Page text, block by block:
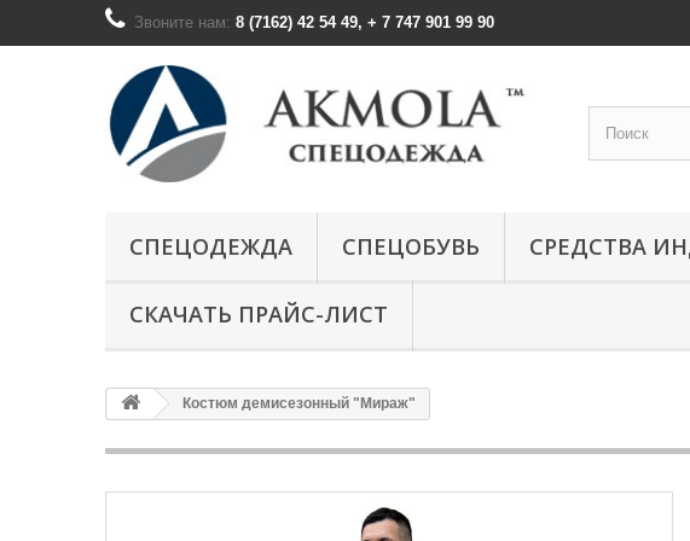
Звоните нам: 8 (7162) 42 54 49, + 7 747 901 99 90
СПЕЦОДЕЖДА СПЕЦОБУВЬ СРЕДСТВА
СКАЧАТЬ ПРАЙС-ЛИСТ
Костюм демисезонный "Мираж"